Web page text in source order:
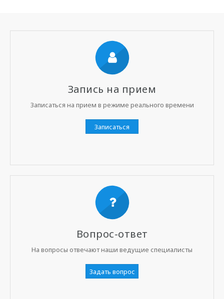
Запись на прием
Записаться на прием в режиме реального времени
Записаться
Вопрос-ответ
На вопросы отвечают наши ведущие специалисты
Задать вопрос